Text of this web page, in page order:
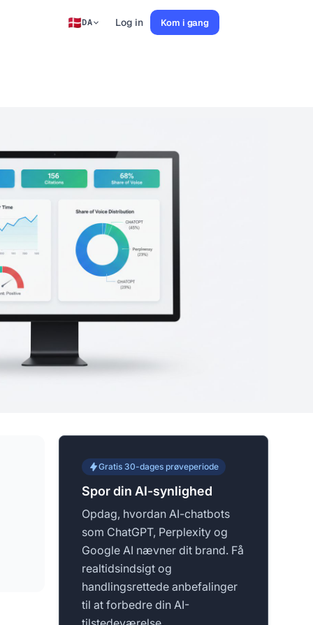
DA Log in Kom i gang
Gratis 30-dages prøveperiode
Spor din AI-synlighed
Opdag, hvordan AI-chatbots
som ChatGPT, Perplexity og
Google AI nævner dit brand. Få
realtidsindsigt og
handlingsrettede anbefalinger
til at forbedre din AI-